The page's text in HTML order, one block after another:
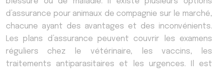
d’assurance pour animaux de compagnie sur le marché,
chacune ayant des avantages et des inconvénients.
Les plans d’assurance peuvent couvrir les examens
réguliers chez le vétérinaire, les vaccins, les
traitements antiparasitaires et les urgences. Il est